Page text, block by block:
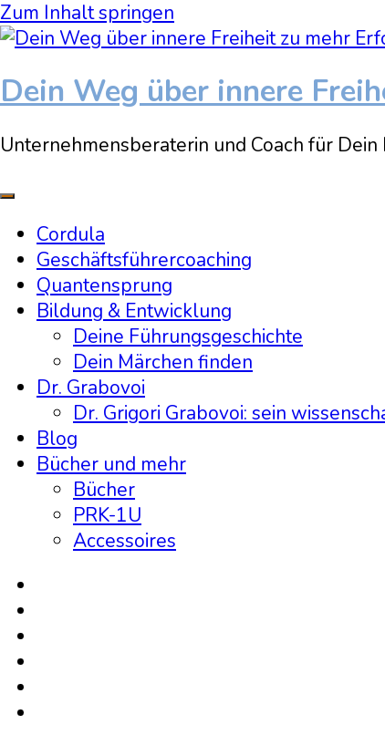
Zum Inhalt springen
Dein Weg über innere
Unternehmensberaterin und Coach für Dein
Cordula
Geschäftsführercoaching
Quantensprung
Bildung & Entwicklung
Deine Führungsgeschichte
Dein Märchen finden
Dr. Grabovoi
Dr. Grigori Grabovoi: sein
Blog
Bücher und mehr
Bücher
PRK-1U
Accessoires